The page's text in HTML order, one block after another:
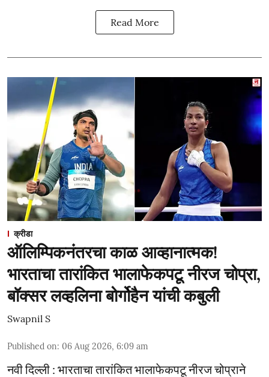
Read More
क्रीडा
ऑलिम्पिकनंतरचा काळ आव्हानात्मक!
भारताचा तारांकित भालाफेकपटू नीरज चोप्रा,
बॉक्सर लव्हलिना बोर्गोहैन यांची कबुली
Swapnil S
Published on: 06 Aug 2026, 6:09 am
नवी दिल्ली : भारताचा तारांकित भालाफेकपटू नीरज चोप्राने